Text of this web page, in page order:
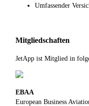
Umfassender
Mitgliedschaften
JetApp ist Mitglied in
EBAA
European Business